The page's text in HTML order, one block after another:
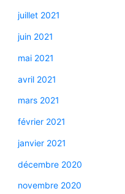
juillet 2021
juin 2021
mai 2021
avril 2021
mars 2021
février 2021
janvier 2021
décembre 2020
novembre 2020